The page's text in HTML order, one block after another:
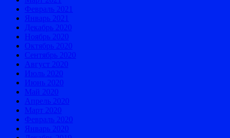
Февраль 2021
Январь 2021
Декабрь 2020
Ноябрь 2020
Октябрь 2020
Сентябрь 2020
Август 2020
Июль 2020
Июнь 2020
Май 2020
Апрель 2020
Март 2020
Февраль 2020
Январь 2020